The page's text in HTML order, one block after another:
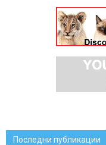
Последни публикации